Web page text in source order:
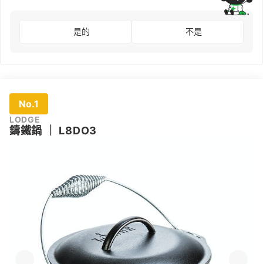
是的 不是
No.1
LODGE
鑄鐵鍋 L8DO3